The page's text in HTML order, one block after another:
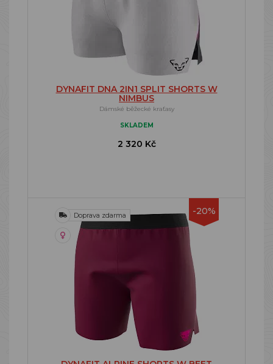
DYNAFIT DNA 2IN1 SPLIT SHORTS W
NIMBUS
Dámské běžecké kraťasy
SKLADEM
2 320 Kč
-20%
Doprava zdarma